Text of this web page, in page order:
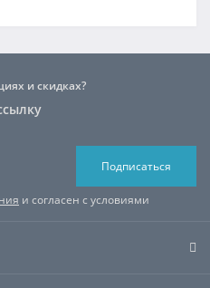
и скидках?
Подписаться
и согласен с условиями